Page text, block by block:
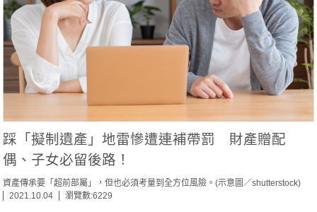
踩「擬制遺產」地雷慘遭連補帶罰 財產贈配
偶、子女必留後路！
資產傳承要「超前部屬」，但也必須考量到全方位風險。(示意圖／shutterstock)
2021.10.04
瀏覽數:6229